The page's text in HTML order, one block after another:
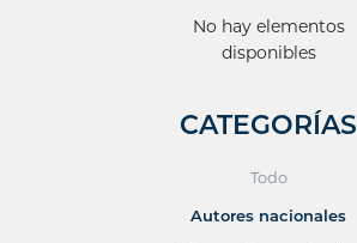
No hay elementos
disponibles
CATEGORÍAS
Todo
Autores nacionales